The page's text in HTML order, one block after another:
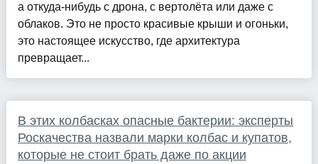
а откуда-нибудь с дрона, с вертолёта или даже с
облаков. Это не просто красивые крыши и огоньки,
это настоящее искусство, где архитектура
превращает...
В этих колбасках опасные бактерии: эксперты
Роскачества назвали марки колбас и купатов,
которые не стоит брать даже по акции